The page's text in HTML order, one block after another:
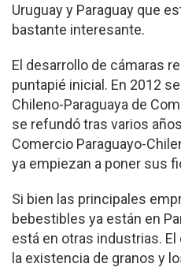
Uruguay y Paraguay que
bastante interesante.
El desarrollo de cámaras
puntapié inicial. En 2012
Chileno-Paraguaya de
se refundó tras varios
Comercio Paraguayo-
ya empiezan a poner sus
Si bien las principales
bebestibles ya están en
está en otras industrias. El
la existencia de granos y